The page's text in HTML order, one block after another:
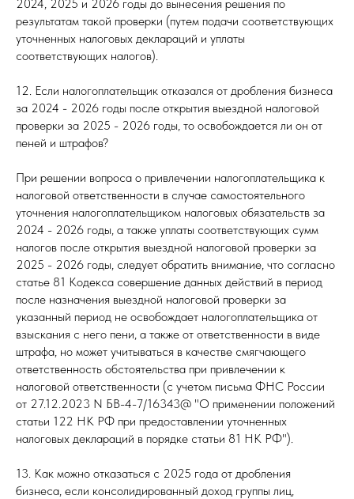
2024, 2025 и 2026 годы до вынесения решения по
результатам такой проверки (путем подачи соответствующих
уточненных налоговых деклараций и уплаты
соответствующих налогов).
12. Если налогоплательщик отказался от дробления бизнеса
за 2024 - 2026 годы после открытия выездной налоговой
проверки за 2025 - 2026 годы, то освобождается ли он от
пеней и штрафов?
При решении вопроса о привлечении налогоплательщика к
налоговой ответственности в случае самостоятельного
уточнения налогоплательщиком налоговых обязательств за
2024 - 2026 годы, а также уплаты соответствующих сумм
налогов после открытия выездной налоговой проверки за
2025 - 2026 годы, следует обратить внимание, что согласно
статье 81 Кодекса совершение данных действий в период
после назначения выездной налоговой проверки за
указанный период не освобождает налогоплательщика от
взыскания с него пени, а также от ответственности в виде
штрафа, но может учитываться в качестве смягчающего
ответственность обстоятельства при привлечении к
налоговой ответственности (с учетом письма ФНС России
от 27.12.2023 N БВ-4-7/16343@ "О применении положений
статьи 122 НК РФ при предоставлении уточненных
налоговых деклараций в порядке статьи 81 НК РФ").
13. Как можно отказаться с 2025 года от дробления
бизнеса, если консолидированный доход группы лиц,